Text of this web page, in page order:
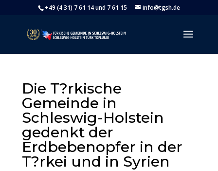
+49 (4 31) 7 61 14 und 7 61 15 info@tgsh.de
Die T?rkische
Gemeinde in
Schleswig-Holstein
gedenkt der
Erdbebenopfer in der
T?rkei und in Syrien